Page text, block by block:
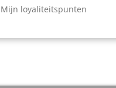
Mijn loyaliteitspunten